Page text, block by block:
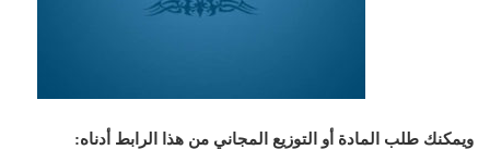
ويمكنك طلب المادة أو التوزيع المجاني من هذا الرابط أدناه: